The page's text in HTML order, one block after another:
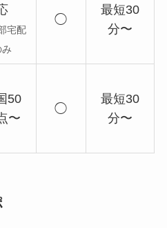
宅配
◯
最短30
分〜
50
〜
◯
最短30
分〜